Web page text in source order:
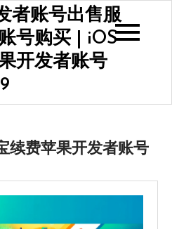
者账号出售服
号购买 | iOS
开发者账号
续费苹果开发者账号